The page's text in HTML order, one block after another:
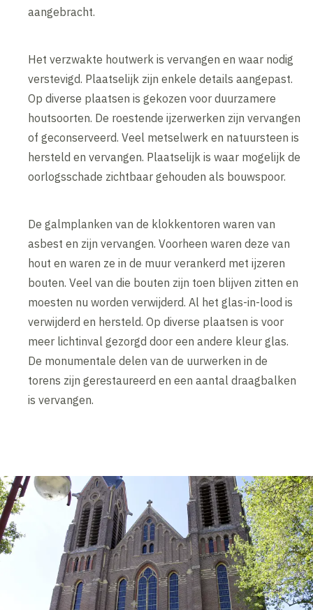
aangebracht.
Het verzwakte houtwerk is vervangen en waar nodig
verstevigd. Plaatselijk zijn enkele details aangepast.
Op diverse plaatsen is gekozen voor duurzamere
houtsoorten. De roestende ijzerwerken zijn vervangen
of geconserveerd. Veel metselwerk en natuursteen is
hersteld en vervangen. Plaatselijk is waar mogelijk de
oorlogsschade zichtbaar gehouden als bouwspoor.
De galmplanken van de klokkentoren waren van
asbest en zijn vervangen. Voorheen waren deze van
hout en waren ze in de muur verankerd met ijzeren
bouten. Veel van die bouten zijn toen blijven zitten en
moesten nu worden verwijderd. Al het glas-in-lood is
verwijderd en hersteld. Op diverse plaatsen is voor
meer lichtinval gezorgd door een andere kleur glas.
De monumentale delen van de uurwerken in de
torens zijn gerestaureerd en een aantal draagbalken
is vervangen.